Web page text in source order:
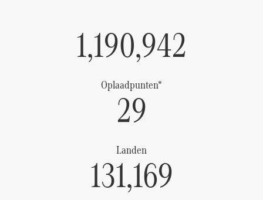
1,190,942
Oplaadpunten*
29
Landen
131,169